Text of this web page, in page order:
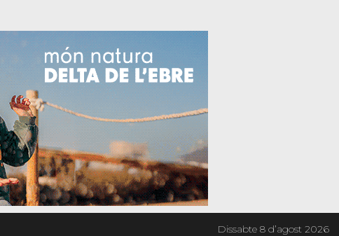
Dissabte8 d’agost 2026